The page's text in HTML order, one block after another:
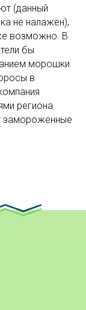
(данный
не налажен),
возможно. В
бы
морошки
в
региона
замороженные